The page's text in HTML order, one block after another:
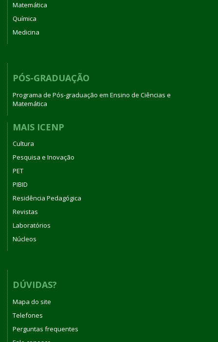
Matemática
Química
Medicina
PÓS-GRADUAÇÃO
Programa de Pós-graduação em Ensino de Ciências e
Matemática
MAIS ICENP
Cultura
Pesquisa e Inovação
PET
PIBID
Residência Pedagógica
Revistas
Laboratórios
Núcleos
DÚVIDAS?
Mapa do site
Telefones
Perguntas frequentes